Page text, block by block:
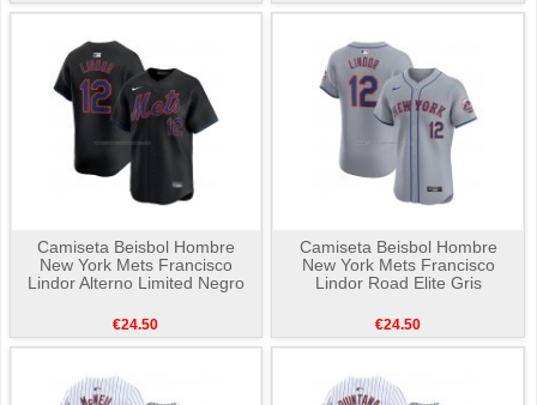
Camiseta Beisbol Hombre
New York Mets Francisco
Lindor Alterno Limited Negro
€24.50
Camiseta Beisbol Hombre
New York Mets Francisco
Lindor Road Elite Gris
€24.50